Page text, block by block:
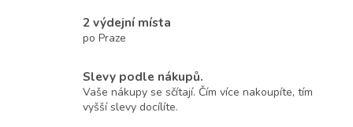
í
p
2 výdejní místa
po Praze
Slevy podle nákupů.
Vaše nákupy se sčítají. Čím více nakoupíte, tím
vyšší slevy docílíte.